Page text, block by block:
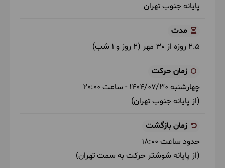
پایانه جنوب تهران
مدت
2.5 روزه از 30 مهر (2 روز و 1 شب)
زمان حرکت
چهارشنبه 1404/07/30 - ساعت 20:00
(از پایانه جنوب تهران)
زمان بازگشت
حدود ساعت 18:00
(از پایانه شوشتر حرکت به سمت تهران)